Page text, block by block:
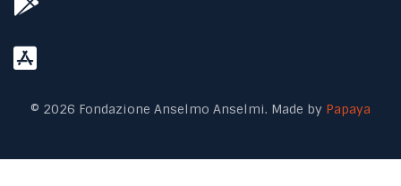
© 2026 Fondazione Anselmo Anselmi. Made by Papaya